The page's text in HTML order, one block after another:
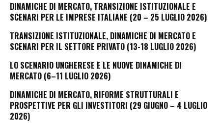
DINAMICHE DI MERCATO, TRANSIZIONE ISTITUZIONALE E
SCENARI PER LE IMPRESE ITALIANE (20 – 25 LUGLIO 2026)
TRANSIZIONE ISTITUZIONALE, DINAMICHE DI MERCATO E
SCENARI PER IL SETTORE PRIVATO (13-18 LUGLIO 2026)
LO SCENARIO UNGHERESE E LE NUOVE DINAMICHE DI
MERCATO (6–11 LUGLIO 2026)
DINAMICHE DI MERCATO, RIFORME STRUTTURALI E
PROSPETTIVE PER GLI INVESTITORI (29 GIUGNO – 4 LUGLIO
2026)